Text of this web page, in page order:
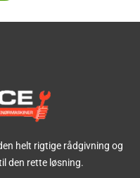
helt rigtige rådgivning og
den rette løsning.